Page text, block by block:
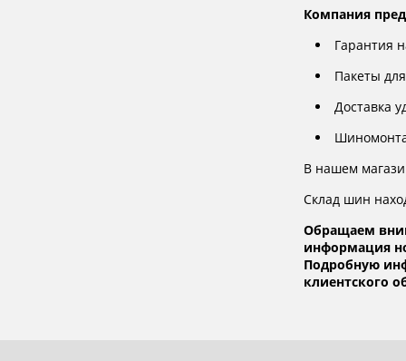
Компания
Гарантия
Пакеты
Доставка
В нашем
Склад шин
Обращаем
информация
Подробную
клиентского